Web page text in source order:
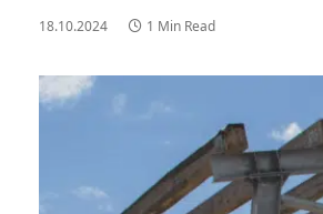
18.10.2024 1 Min Read